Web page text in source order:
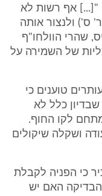
לעתירה, כי "[...] אף רשות לא
ס') ולנצור אותה
שהרי הוולחו"ף
של השמירה על
טוענים כי
כלל לא
לקו החוף.
ושקלה שיקולים
כי הפניה לקבלת
הבדיקה האם יש